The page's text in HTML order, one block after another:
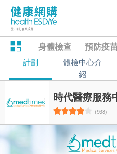
身體檢查 預防疫
計劃
體檢中心介
紹
時代醫療服務
(938)